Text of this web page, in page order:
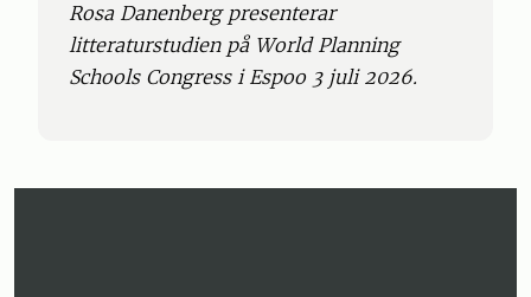
Rosa Danenberg presenterar
litteraturstudien på World Planning
Schools Congress i Espoo 3 juli 2026.